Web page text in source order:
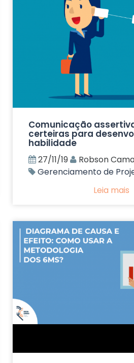
Comunicação
certeiras para
habilidade
27/11/19
Robson
Gerenciamento de
Leia mais